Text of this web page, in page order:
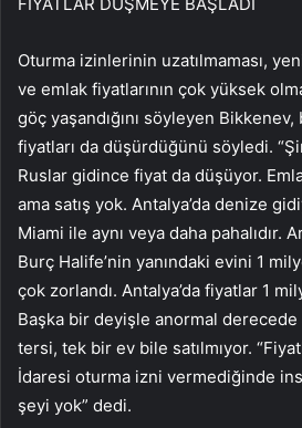
Oturma izinlerinin uzatılmaması,
ve emlak fiyatlarının çok yüksek
göç yaşandığını söyleyen
fiyatları da düşürdüğünü söyledi.
Ruslar gidince fiyat da düşüyor.
ama satış yok. Antalya’da denize
Miami ile aynı veya daha pahalıdır.
Burç Halife’nin yanındaki evini 1
çok zorlandı. Antalya’da fiyatlar 1
Başka bir deyişle anormal derecede
tersi, tek bir ev bile satılmıyor.
İdaresi oturma izni vermediğinde
şeyi yok” dedi.